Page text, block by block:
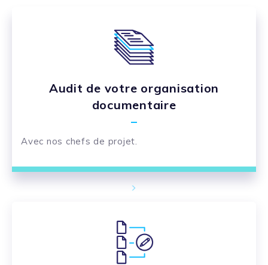
Audit de votre organisation
documentaire
Avec nos chefs de projet.